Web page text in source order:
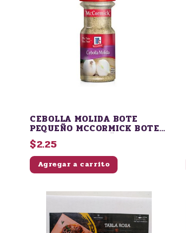
CEBOLLA MOLIDA BOTE
PEQUEÑO MCCORMICK BOTE
PLASTICO PEQUEÑO 66 GR
$2.25
Agregar a carrito